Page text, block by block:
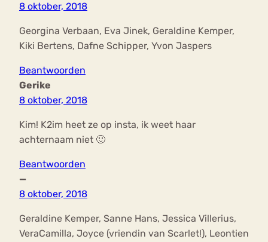
8 oktober, 2018
Georgina Verbaan, Eva Jinek, Geraldine Kemper,
Kiki Bertens, Dafne Schipper, Yvon Jaspers
Beantwoorden
Gerike
8 oktober, 2018
Kim! K2im heet ze op insta, ik weet haar
achternaam niet 🙂
Beantwoorden
—
8 oktober, 2018
Geraldine Kemper, Sanne Hans, Jessica Villerius,
VeraCamilla, Joyce (vriendin van Scarlet!), Leontien